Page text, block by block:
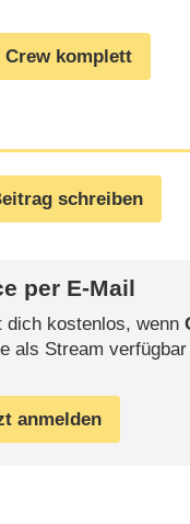
Crew komplett
schreiben
per E-Mail
kostenlos, wenn
als Stream
anmelden